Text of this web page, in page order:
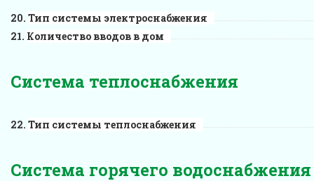
Тип системы электроснабжения
Количество вводов в дом
Система теплоснабжения
Тип системы теплоснабжения
Система горячего водоснабжения